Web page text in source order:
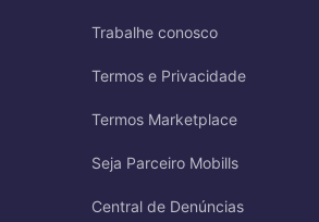
Trabalhe conosco
Termos e Privacidade
Termos Marketplace
Seja Parceiro Mobills
Central de Denúncias